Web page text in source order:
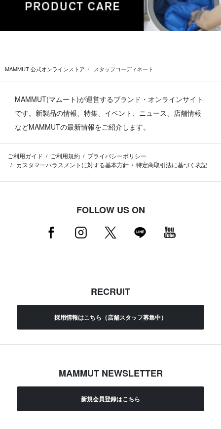
MAMMUT 公式オンラインストア スタッフコーディネート
MAMMUT(マムート)が運営するブランド・オンラインサイト
です。 新製品の情報、特集、イベント、ニュース、店舗情報
などMAMMUTの最新情報をご紹介します。
ご利用ガイド ご利用規約
プライバシーポリシー
カスタマーハラスメントに対する基本方針
特定商取引法に基づく表記
FOLLOW US ON
RECRUIT
採用情報はこちら（店舗スタッフ募集中）
MAMMUT NEWSLETTER
新規会員登録はこちら